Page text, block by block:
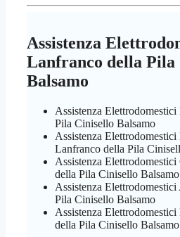
Assistenza
Lanfranco della Pila
Balsamo
Assistenza
Pila Cinisello Balsamo
Assistenza
Lanfranco della Pila
Assistenza
della Pila Cinisello Balsamo
Assistenza
Pila Cinisello Balsamo
Assistenza
della Pila Cinisello Balsamo